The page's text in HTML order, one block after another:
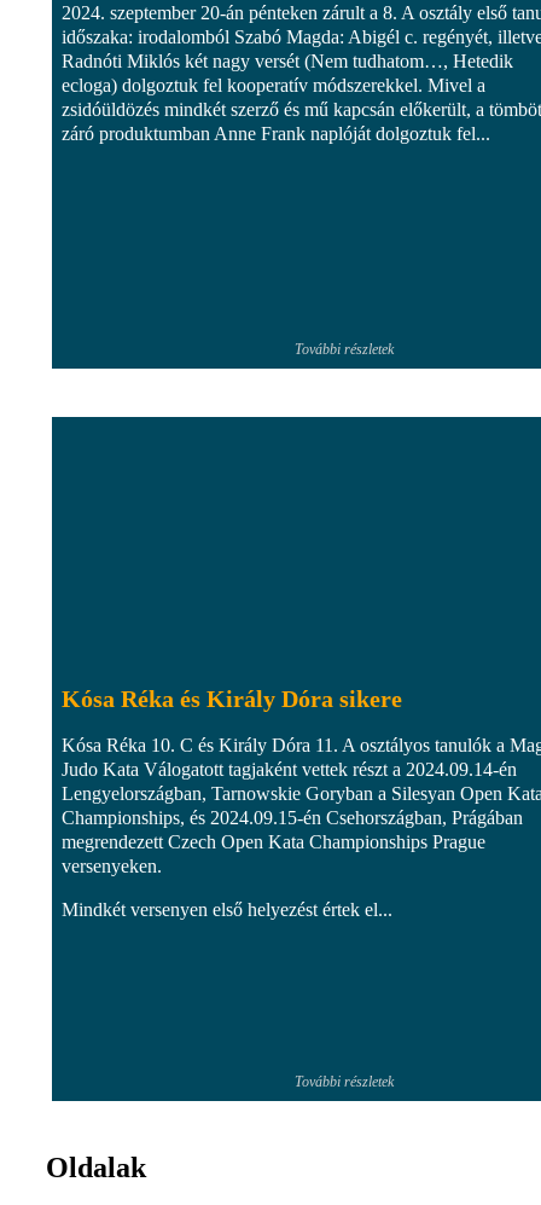
2024. szeptember 20-án pénteken zárult a 8. A osztály első
időszaka: irodalomból Szabó Magda: Abigél c. regényét,
Radnóti Miklós két nagy versét (Nem tudhatom…, Hetedik
ecloga) dolgoztuk fel kooperatív módszerekkel. Mivel a
zsidóüldözés mindkét szerző és mű kapcsán előkerült, a tömböt
záró produktumban Anne Frank naplóját dolgoztuk fel...
További részletek
Kósa Réka és Király Dóra sikere
Kósa Réka 10. C és Király Dóra 11. A osztályos tanulók a
Judo Kata Válogatott tagjaként vettek részt a 2024.09.14-én
Lengyelországban, Tarnowskie Goryban a Silesyan Open
Championships, és 2024.09.15-én Csehországban, Prágában
megrendezett Czech Open Kata Championships Prague
versenyeken.
Mindkét versenyen első helyezést értek el...
További részletek
Oldalak